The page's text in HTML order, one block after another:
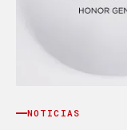
NOTICIAS